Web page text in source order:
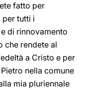
fatto per
per tutti i
di rinnovamento
che rendete al
a Cristo e per
nella comune
mia pluriennale